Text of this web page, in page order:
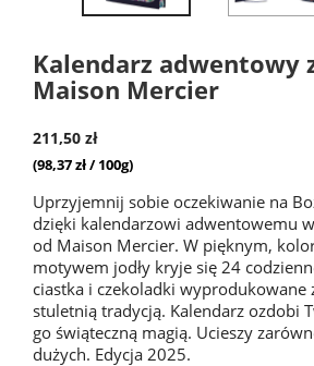
Kalendarz adwentowy
Maison Mercier
211,50 zł
(98,37 zł / 100g)
Uprzyjemnij sobie oczekiwanie na
dzięki kalendarzowi adwentowemu
od Maison Mercier. W pięknym,
motywem jodły kryje się 24
ciastka i czekoladki wyprodukowane
stuletnią tradycją. Kalendarz ozdobi
go świąteczną magią. Ucieszy
dużych. Edycja 2025.